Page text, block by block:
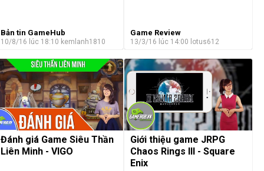
Bản tin GameHub
10/8/16 lúc 18:10 kemlanh1810
Game Review
13/3/16 lúc 14:00 lotus612
Đánh giá Game Siêu Thần
Liên Minh - VIGO
Giới thiệu game JRPG
Chaos Rings III - Square
Enix